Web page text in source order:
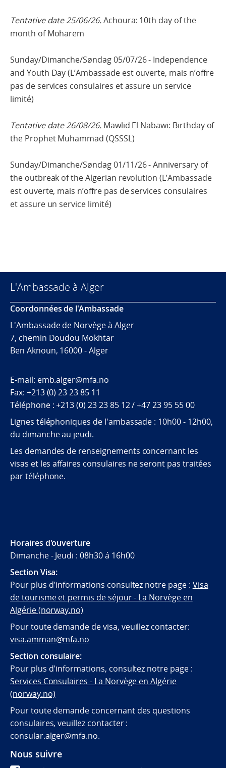
Tentative date 25/06/26.Achoura: 10th day of the
month of Moharem
Sunday/Dimanche/Søndag 05/07/26 - Independence
and Youth Day (L’Ambassade est ouverte, mais n’offre
pas de services consulaires et assure un service
limité)
Tentative date 26/08/26.Mawlid El Nabawi: Birthday of
the Prophet Muhammad (QSSSL)
Sunday/Dimanche/Søndag 01/11/26 - Anniversary of
the outbreak of the Algerian revolution (L’Ambassade
est ouverte, mais n’offre pas de services consulaires
et assure un service limité)
L'Ambassade à Alger
Coordonnées de l'Ambassade
L'Ambassade de Norvège à Alger
7, chemin Doudou Mokhtar
Ben Aknoun, 16000 - Alger
E-mail: emb.alger@mfa.no
Fax: +213 (0) 23 23 85 11
Téléphone : +213 (0) 23 23 85 12 / +47 23 95 55 00
Lignes téléphoniques de l'ambassade : 10h00 - 12h00,
du dimanche au jeudi.
Les demandes de renseignements concernant les
visas et les affaires consulaires ne seront pas traitées
par téléphone.
Horaires d'ouverture
Dimanche - Jeudi : 08h30 á 16h00
Section Visa:
Pour plus d'informations consultez notre page : Visa
de tourisme et permis de séjour - La Norvège en
Algérie (norway.no)
Pour toute demande de visa, veuillez contacter:
visa.amman@mfa.no
Section consulaire:
Pour plus d'informations, consultez notre page :
Services Consulaires - La Norvège en Algérie
(norway.no)
Pour toute demande concernant des questions
consulaires, veuillez contacter :
consular.alger@mfa.no.
Nous suivre